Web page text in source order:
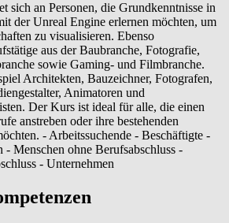
sich an Personen, die Grundkenntnisse in
der Unreal Engine erlernen möchten, um
zu visualisieren. Ebenso
aus der Baubranche, Fotografie,
sowie Gaming- und Filmbranche.
Architekten, Bauzeichner, Fotografen,
Animatoren und
Der Kurs ist ideal für alle, die einen
anstreben oder ihre bestehenden
- Arbeitssuchende - Beschäftigte -
Menschen ohne Berufsabschluss -
- Unternehmen